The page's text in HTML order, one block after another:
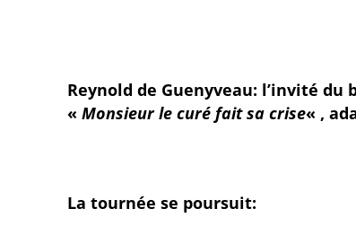
Reynold de Guenyveau: l’invité
«Monsieur le curé fait sa crise« ,
La tournée se poursuit: